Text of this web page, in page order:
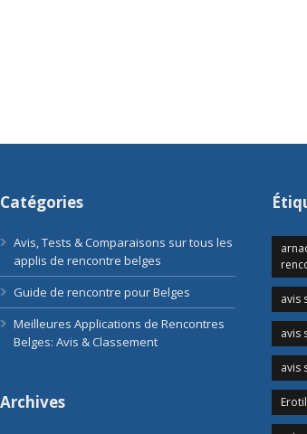
Catégories
Avis, Tests & Comparaisons sur tous les
applis de rencontre belges
Guide de rencontre pour Belges
Meilleures Applications de Rencontres
Belges: Avis & Classement
Archives
avis
avis
avis